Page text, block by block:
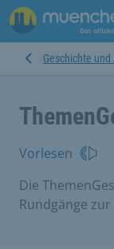
Geschichte und
Vorlesen
Die
Rundgänge